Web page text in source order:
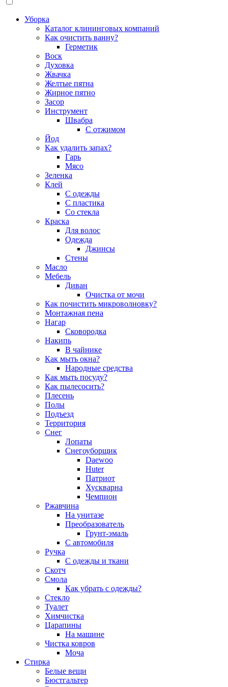
Уборка
Каталог клининговых компаний
Как очистить ванну?
Герметик
Воск
Духовка
Жвачка
Желтые пятна
Жирное пятно
Засор
Инструмент
Швабра
С отжимом
Йод
Как удалить запах?
Гарь
Мясо
Зеленка
Клей
С одежды
С пластика
Со стекла
Краска
Для волос
Одежда
Джинсы
Стены
Масло
Мебель
Диван
Очистка от мочи
Как почистить микроволновку?
Монтажная пена
Нагар
Сковородка
Накипь
В чайнике
Как мыть окна?
Народные средства
Как мыть посуду?
Как пылесосить?
Плесень
Полы
Подъезд
Территория
Снег
Лопаты
Снегоуборщик
Daewoo
Huter
Патриот
Хускварна
Чемпион
Ржавчина
На унитазе
Преобразователь
Грунт-эмаль
С автомобиля
Ручка
С одежды и ткани
Скотч
Смола
Как убрать с одежды?
Стекло
Туалет
Химчистка
Царапины
На машине
Чистка ковров
Моча
Стирка
Белые вещи
Бюстгальтер